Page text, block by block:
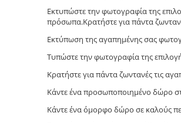
Εκτυπώστε την φωτογραφία της
πρόσωπα.Κρατήστε για πάντα
Εκτύπωση της αγαπημένης σας
Tυπώστε την φωτογραφία της
Κρατήστε για πάντα ζωντανές τις
Κάντε ένα προσωποποιημένο δώρο
Κάντε ένα όμορφο δώρο σε καλούς